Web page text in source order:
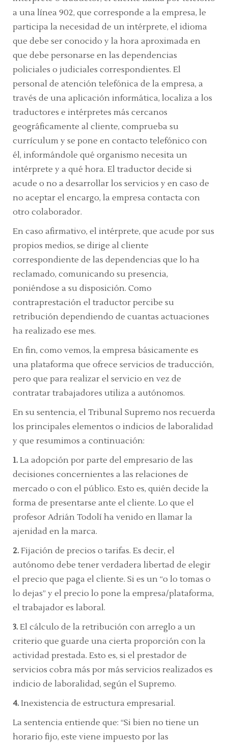
a una línea 902, que corresponde a la empresa, le
participa la necesidad de un intérprete, el idioma
que debe ser conocido y la hora aproximada en
que debe personarse en las dependencias
policiales o judiciales correspondientes. El
personal de atención telefónica de la empresa, a
través de una aplicación informática, localiza a los
traductores e intérpretes más cercanos
geográficamente al cliente, comprueba su
currículum y se pone en contacto telefónico con
él, informándole qué organismo necesita un
intérprete y a qué hora. El traductor decide si
acude o no a desarrollar los servicios y en caso de
no aceptar el encargo, la empresa contacta con
otro colaborador.
En caso afirmativo, el intérprete, que acude por sus
propios medios, se dirige al cliente
correspondiente de las dependencias que lo ha
reclamado, comunicando su presencia,
poniéndose a su disposición. Como
contraprestación el traductor percibe su
retribución dependiendo de cuantas actuaciones
ha realizado ese mes.
En fin, como vemos, la empresa básicamente es
una plataforma que ofrece servicios de traducción,
pero que para realizar el servicio en vez de
contratar trabajadores utiliza a autónomos.
En su sentencia, el Tribunal Supremo nos recuerda
los principales elementos o indicios de laboralidad
y que resumimos a continuación:
1. La adopción por parte del empresario de las
decisiones concernientes a las relaciones de
mercado o con el público. Esto es, quién decide la
forma de presentarse ante el cliente. Lo que el
profesor Adrián Todolí ha venido en llamar la
ajenidad en la marca.
2. Fijación de precios o tarifas. Es decir, el
autónomo debe tener verdadera libertad de elegir
el precio que paga el cliente. Si es un “o lo tomas o
lo dejas” y el precio lo pone la empresa/plataforma,
el trabajador es laboral.
3. El cálculo de la retribución con arreglo a un
criterio que guarde una cierta proporción con la
actividad prestada. Esto es, si el prestador de
servicios cobra más por más servicios realizados es
indicio de laboralidad, según el Supremo.
4. Inexistencia de estructura empresarial.
La sentencia entiende que: “Si bien no tiene un
horario fijo, este viene impuesto por las